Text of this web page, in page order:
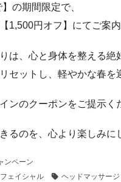
の期間限定で、
1,500円オフ】にてご案内
は、心と身体を整える絶
セットし、軽やかな春を
ンのクーポンをご提示く
るのを、心より楽しみに
ンペーン
フェイシャル ヘッドマッサージ